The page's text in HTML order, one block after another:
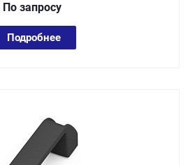
По запросу
Подробнее